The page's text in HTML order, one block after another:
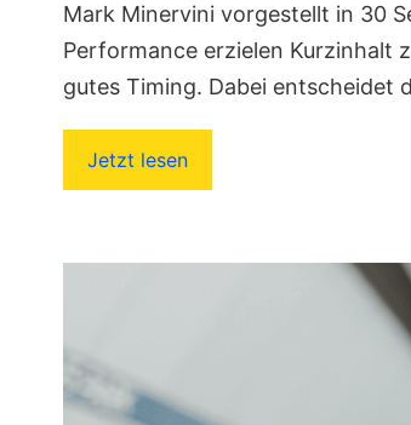
Mark Minervini vorgestellt in 30
Performance erzielen Kurzinhalt
gutes Timing. Dabei entscheidet
Jetzt lesen